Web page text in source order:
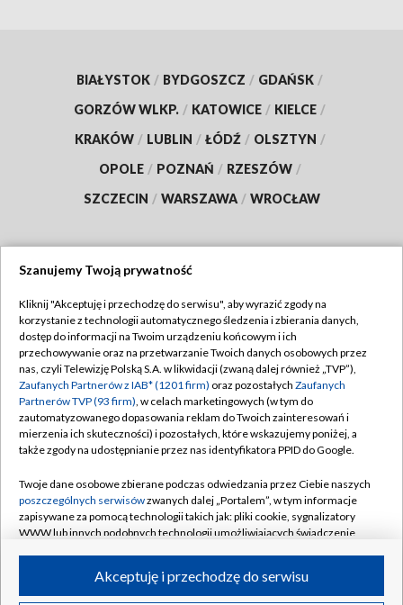
BIAŁYSTOK / BYDGOSZCZ / GDAŃSK /
GORZÓW WLKP. / KATOWICE / KIELCE /
KRAKÓW / LUBLIN / ŁÓDŹ / OLSZTYN /
OPOLE / POZNAŃ / RZESZÓW /
SZCZECIN / WARSZAWA / WROCŁAW
TVP
Abonament TVP
Emisja w TVP
Centrum informacji TVP
Naziemna Telewizja Cyfrowa
Rada Programowa
System NOS
Informacje o nadawcy
Program dla prasy
Regulamin TVP
Polityka prywatności
Moje zgody
Pomoc
Kontakt
Kanały
Szanujemy Twoją prywatność
Kliknij "Akceptuję i przechodzę do serwisu", aby wyrazić zgody na
korzystanie z technologii automatycznego śledzenia i zbierania danych,
dostęp do informacji na Twoim urządzeniu końcowym i ich
przechowywanie oraz na przetwarzanie Twoich danych osobowych przez
nas, czyli Telewizję Polską S.A. w likwidacji (zwaną dalej również „TVP”),
Zaufanych Partnerów z IAB* (1201 firm) oraz pozostałych Zaufanych
Partnerów TVP (93 firm), w celach marketingowych (w tym do
zautomatyzowanego dopasowania reklam do Twoich zainteresowań i
mierzenia ich skuteczności) i pozostałych, które wskazujemy poniżej, a
także zgody na udostępnianie przez nas identyfikatora PPID do Google.
Twoje dane osobowe zbierane podczas odwiedzania przez Ciebie naszych
poszczególnych serwisówzwanych dalej „Portalem”, w tym informacje
zapisywane za pomocą technologii takich jak: pliki cookie, sygnalizatory
WWW lub innych podobnych technologii umożliwiających świadczenie
ruchu w Internecie.Akceptuję i przechodzę do serwisu